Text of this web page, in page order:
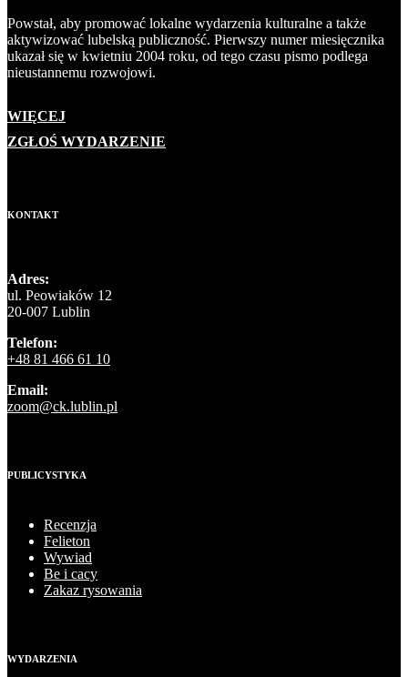
Powstał, aby promować lokalne wydarzenia kulturalne a także
aktywizować lubelską publiczność. Pierwszy numer miesięcznika
ukazał się w kwietniu 2004 roku, od tego czasu pismo podlega
nieustannemu rozwojowi.
WIĘCEJ
ZGŁOŚ WYDARZENIE
KONTAKT
Adres:
ul. Peowiaków 12
20-007 Lublin
Telefon:
+48 81 466 61 10
Email:
zoom@ck.lublin.pl
PUBLICYSTYKA
Recenzja
Felieton
Wywiad
Be i cacy
Zakaz rysowania
WYDARZENIA